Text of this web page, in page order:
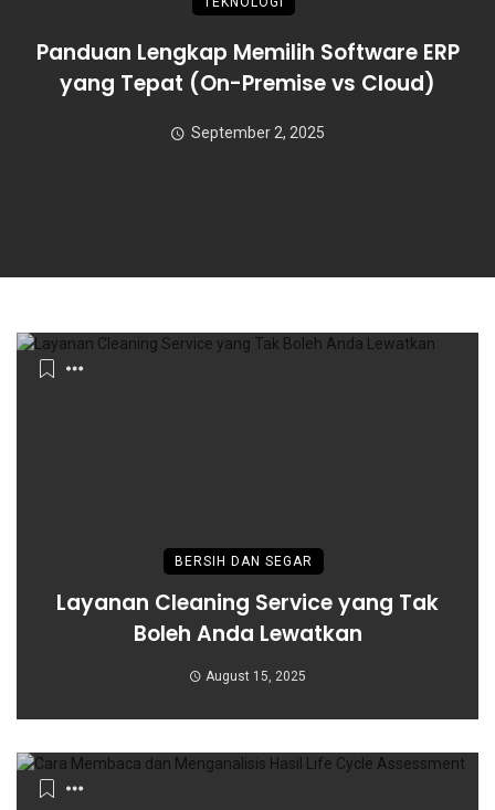
Panduan Lengkap Memilih Software ERP
yang Tepat (On-Premise vs Cloud)
September 2, 2025
BERSIH DAN SEGAR
Layanan Cleaning Service yang Tak
Boleh Anda Lewatkan
August 15, 2025